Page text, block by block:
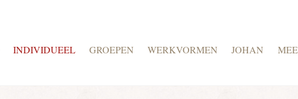
INDIVIDUEEL GROEPEN WERKVORMEN JOHAN